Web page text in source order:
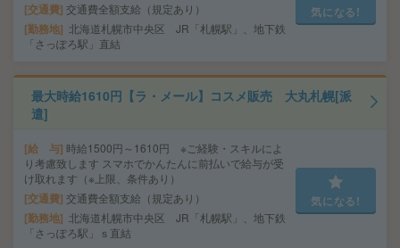
交通費 交通費全額支給（規定あり）
勤務地
北海道札幌市中央区 JR「札幌駅」、地下鉄
「さっぽろ駅」直結
気になる!
最大時給1610円【ラ・メール】コスメ販売 大丸札幌[派
遣]
給 与 時給1500円～1610円 ※ご経験・スキルによ
り考慮致します スマホでかんたんに前払いで給与が受
け取れます（※上限、条件あり）
交通費 交通費全額支給（規定あり）
勤務地
北海道札幌市中央区 JR「札幌駅」、地下鉄
「さっぽろ駅」ｓ直結
気になる!